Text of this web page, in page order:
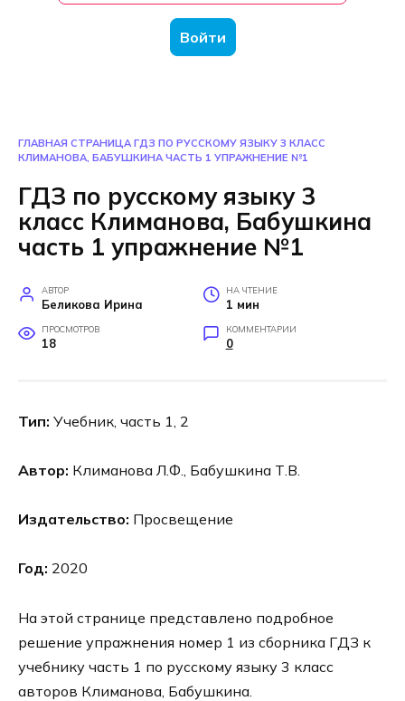
Войти
ГЛАВНАЯ СТРАНИЦА ГДЗ ПО РУССКОМУ ЯЗЫКУ 3 КЛАСС
КЛИМАНОВА, БАБУШКИНА ЧАСТЬ 1 УПРАЖНЕНИЕ №1
ГДЗ по русскому языку 3
класс Климанова, Бабушкина
часть 1 упражнение №1
АВТОР
Беликова Ирина
НА ЧТЕНИЕ
1 мин
ПРОСМОТРОВ
18
КОММЕНТАРИИ
0
Тип: Учебник, часть 1, 2
Автор: Климанова Л.Ф., Бабушкина Т.В.
Издательство: Просвещение
Год: 2020
На этой странице представлено подробное
решение упражнения номер 1 из сборника ГДЗ к
учебнику часть 1 по русскому языку 3 класс
авторов Климанова, Бабушкина.